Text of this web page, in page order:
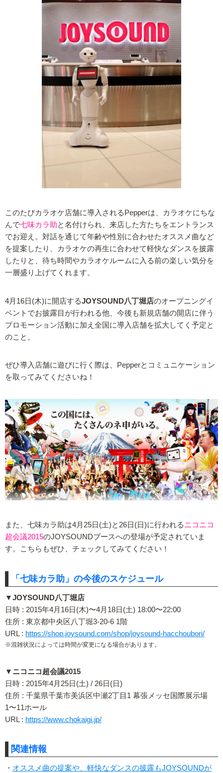
このたびカラオケ店舗に導入されるPepperは、カラオケにちな
んで七味カラ助と名付けられ、来店した方たちをエントランス
でお迎え。対話を通じて年齢や性別に合わせたオススメ曲など
を提案したり、カラオケの再生に合わせて軽快なダンスを披露
したりと、待ち時間やカラオケルームに入る前の楽しい気分を
一層盛り上げてくれます。
4月16日(木)に開店するJOYSOUND八丁堀店のオープニングイ
ベントでお披露目が行われる他、今後も新規店舗の開店に伴う
プロモーション活動に加え全国に導入店舗を拡大してく予定と
のこと。
ぜひ導入店舗に遊びに行く際は、Pepperとコミュニケーション
を取ってみてくださいね！
また、七味カラ助は4月25日(土)と26日(日)に行われるニコニコ
超会議2015のJOYSOUNDブースへの登場が予定されていま
す。こちらもぜひ、チェックしてみてください！
「七味カラ助」の今後のスケジュール
▼JOYSOUND八丁堀店
日時 : 2015年4月16日(木)〜4月18日(土) 18:00〜22:00
住所 : 東京都中央区八丁堀3-20-6 1階
URL : https://shop.joysound.com/shop/joysound-hacchoubori/
※混雑状況によっては時間が変更になる場合があります。
▼ニコニコ超会議2015
日時 : 2015年4月25日(土) / 26日(日)
住所 : 千葉県千葉市美浜区中瀬2丁目1 幕張メッセ国際展示場
1〜11ホール
URL : https://www.chokaigi.jp/
関連情報
・ オススメ曲の提案や、軽快なダンスの披露もJOYSOUNDが